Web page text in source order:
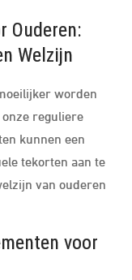
Ouderen:
Welzijn
worden
reguliere
kunnen een
tekorten aan te
van ouderen
voor